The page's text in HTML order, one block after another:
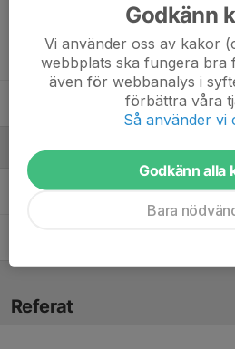
19. Ville Nilsson
25. Jakša Dumeljic
35. Sigge Andersson
Ledare
Edwin KukackaTränare
Referat
Godkänn
Vi använder oss av kakor
webbplats ska fungera bra
även för webbanalys i
förbättra våra
Så använder vi
Godkänn alla
Bara